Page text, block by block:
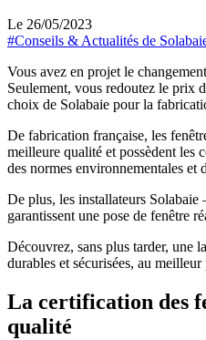
Le 26/05/2023
#Conseils & Actualités de
Vous avez en projet le
Seulement, vous redoutez le prix
choix de Solabaie pour la
De fabrication française, les
meilleure qualité et possèdent les
des normes environnementales et
De plus, les installateurs Solabaie
garantissent une pose de fenêtre
Découvrez, sans plus tarder, une
durables et sécurisées, au
La certification des
qualité